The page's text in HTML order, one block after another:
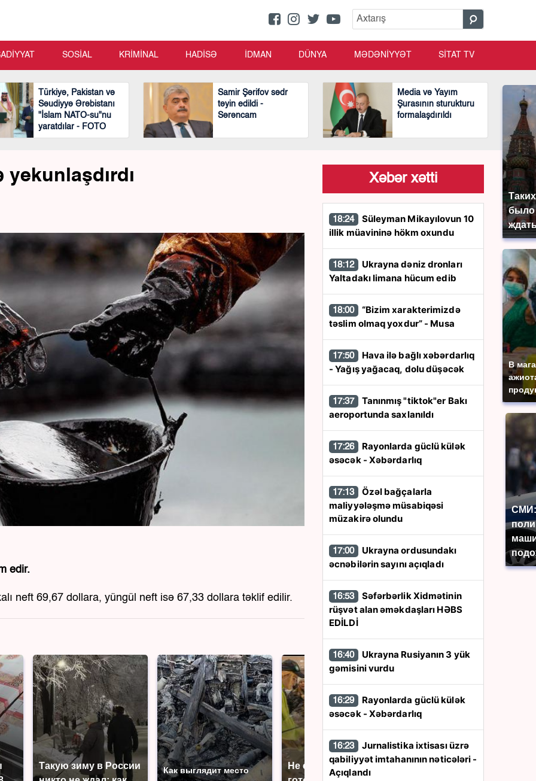
было
В
СМИ:
SOSİAL KRİMİNAL HADİSƏ İDMAN DÜNYA MƏDƏNİYYƏT SİTAT TV
Türkiyə, Pakistan və
Səudiyyə Ərəbistanı
"İslam NATO-su"nu
yaratdılar - FOTO
Samir Şərifov sədr
təyin edildi -
Sərəncam
Media və Yayım
Şurasının sturukturu
formalaşdırıldı
edir.
neft 69,67 dollara, yüngül neft isə 67,33 dollara təklif edilir.
Такую зиму в России
Как выглядит место
Не ешьте эту
В ОАЭ произошло
Xəbər xətti
18:24
illik müavininə hökm oxundu
18:12
Yaltadakı limana hücum edib
18:00
təslim olmaq yoxdur” - Musa
17:50
- Yağış yağacaq, dolu düşəcək
17:37
aeroportunda saxlanıldı
17:26
əsəcək - Xəbərdarlıq
17:13
maliyyələşmə müsabiqəsi
müzakirə olundu
17:00
əcnəbilərin sayını açıqladı
16:53
rüşvət alan əməkdaşları HƏBS
EDİLDİ
16:40
gəmisini vurdu
16:29
əsəcək - Xəbərdarlıq
16:23
qabiliyyət imtahanının nəticələri -
Açıqlandı